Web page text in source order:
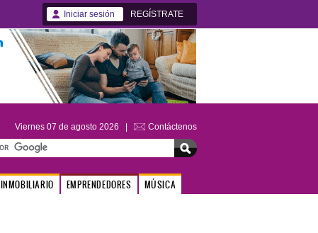
Iniciar sesión REGÍSTRATE
Viernes 07 de agosto 2026 | Contáctenos
INMOBILIARIO EMPRENDEDORES MÚSICA